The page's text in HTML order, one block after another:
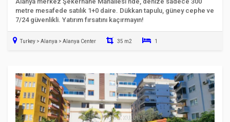
metre mesafede satılık 1+0 daire. Dükkan tapulu, güney cephe ve
7/24 güvenlikli. Yatırım fırsatını kaçırmayın!
Turkey > Alanya > Alanya Center 35 m2 1